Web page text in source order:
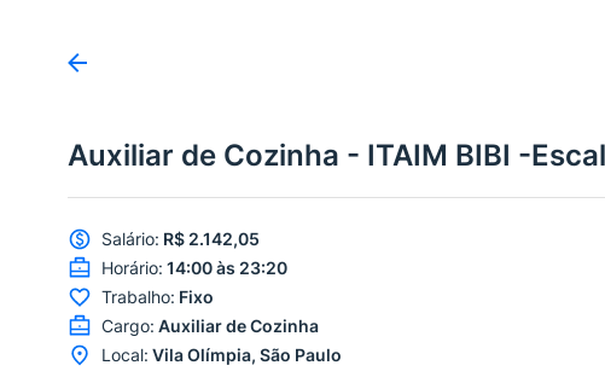
Auxiliar de Cozinha - ITAIM BIBI -
Salário: R$ 2.142,05
Horário: 14:00 às 23:20
Trabalho: Fixo
Cargo: Auxiliar de Cozinha
Local: Vila Olímpia, São Paulo